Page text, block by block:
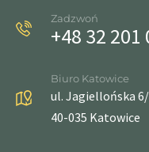
Zadzwoń
+48 32 201
Biuro Katowice
ul. Jagiellońska
40-035 Katowice